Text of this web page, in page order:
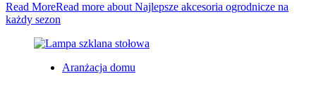
Read MoreRead more about Najlepsze akcesoria ogrodnicze na
każdy sezon
Aranżacja domu